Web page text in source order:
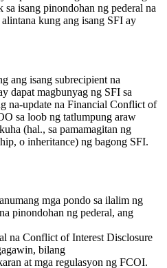
isang pinondohan ng pederal na
kung ang isang SFI ay
ang isang subrecipient na
dapat magbunyag ng SFI sa
na-update na Financial Conflict of
sa loob ng tatlumpung araw
(hal., sa pamamagitan ng
o inheritance) ng bagong SFI.
mga pondo sa ilalim ng
pinondohan ng pederal, ang
na Conflict of Interest Disclosure
bilang
at mga regulasyon ng FCOI.